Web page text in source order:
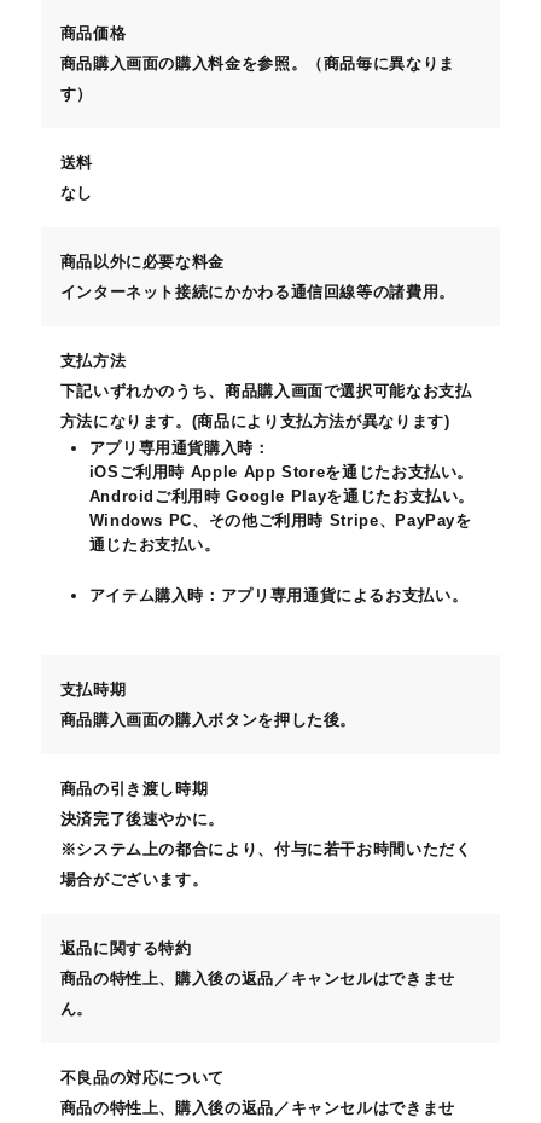
商品価格
商品購入画面の購入料金を参照。（商品毎に異なりま
す）
送料
なし
商品以外に必要な料金
インターネット接続にかかわる通信回線等の諸費用。
支払方法
下記いずれかのうち、商品購入画面で選択可能なお支払
方法になります。(商品により支払方法が異なります)
アプリ専用通貨購入時：
iOSご利用時 Apple App Storeを通じたお支払い。
Androidご利用時 Google Playを通じたお支払い。
Windows PC、その他ご利用時 Stripe、PayPayを
通じたお支払い。
アイテム購入時：アプリ専用通貨によるお支払い。
支払時期
商品購入画面の購入ボタンを押した後。
商品の引き渡し時期
決済完了後速やかに。
※システム上の都合により、付与に若干お時間いただく
場合がございます。
返品に関する特約
商品の特性上、購入後の返品／キャンセルはできませ
ん。
不良品の対応について
商品の特性上、購入後の返品／キャンセルはできませ